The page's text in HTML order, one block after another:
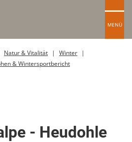
MENÜ
Natur & Vitalität
Winter
& Wintersportbericht
- Heudohle